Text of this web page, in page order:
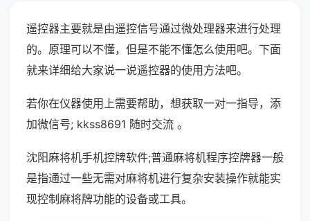
遥控器主要就是由遥控信号通过微处理器来进行处理
的。原理可以不懂，但是不能不懂怎么使用吧。下面
就来详细给大家说一说遥控器的使用方法吧。
若你在仪器使用上需要帮助，想获取一对一指导，添
加微信号; kkss8691 随时交流 。
沈阳麻将机手机控牌软件;普通麻将机程序控牌器一般
是指通过一些无需对麻将机进行复杂安装操作就能实
现控制麻将牌功能的设备或工具。